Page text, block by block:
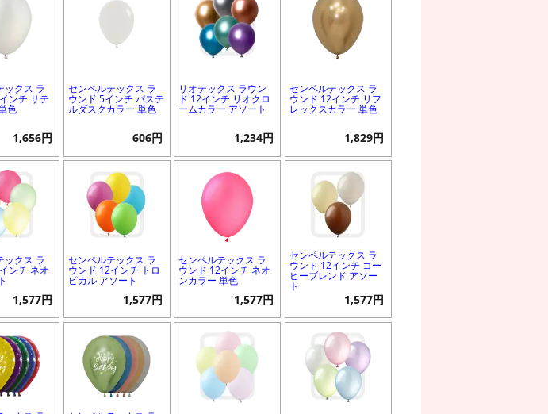
ックス ラ
ンチ サテ
色
1,656円
センペルテックス ラ
ウンド 5インチ パステ
ルダスクカラー 単色
606円
リオテックス ラウン
ド 12インチ リオクロ
ームカラー アソート
1,234円
センペルテックス ラ
ウンド 12インチ リフ
レックスカラー 単色
1,829円
ックス ラ
ンチ ネオ
1,577円
センペルテックス ラ
ウンド 12インチ トロ
ピカル アソート
1,577円
センペルテックス ラ
ウンド 12インチ ネオ
ンカラー 単色
1,577円
センペルテックス ラ
ウンド 12インチ コー
ヒーブレンド アソー
ト
1,577円